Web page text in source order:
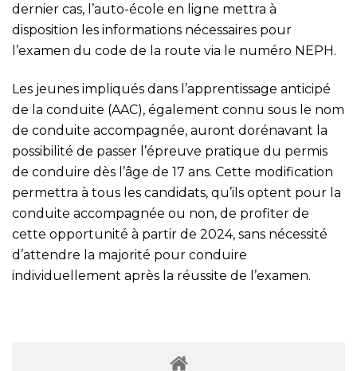
dernier cas, l’auto-école en ligne mettra à
disposition les informations nécessaires pour
l’examen du code de la route via le numéro NEPH.
Les jeunes impliqués dans l’apprentissage anticipé
de la conduite (AAC), également connu sous le nom
de conduite accompagnée, auront dorénavant la
possibilité de passer l’épreuve pratique du permis
de conduire dès l’âge de 17 ans. Cette modification
permettra à tous les candidats, qu’ils optent pour la
conduite accompagnée ou non, de profiter de
cette opportunité à partir de 2024, sans nécessité
d’attendre la majorité pour conduire
individuellement après la réussite de l’examen.